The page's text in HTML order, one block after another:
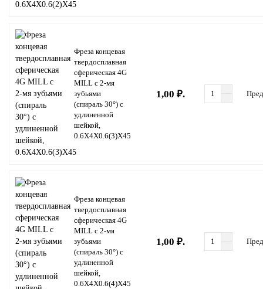
Фреза концевая
твердосплавная
сферическая 4G
MILL с 2-мя
зубьями
(спираль 30°) с
удлиненной
шейкой,
0.6X4X0.6(3)X45
1,00 ₽.
Фреза концевая
твердосплавная
сферическая 4G
MILL с 2-мя
зубьями
(спираль 30°) с
удлиненной
шейкой,
0.6X4X0.6(4)X45
1,00 ₽.